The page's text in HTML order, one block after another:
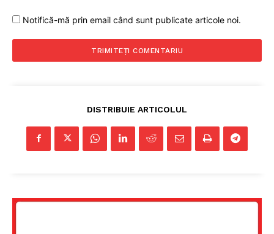
Notifică-mă prin email când sunt publicate articole noi.
DISTRIBUIE ARTICOLUL